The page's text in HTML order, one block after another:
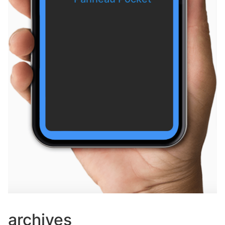
La Poste supprime la boîte aux lettres rue du Chemin Tournant
Vaugrigneuse — il y a 9 jours
Arrêté Préfectoral
Saint-Maurice-Montcouronne — il y a 10 jours
Vigilance feux
Les Molières — il y a 10 jours
Vigilance feux
ARRETE RESTRICTIONS TEMPORAIRES PROTECTION BOIS ET FORETS
Boullay-les-Troux — il y a 10 jours
Restrictions temporaires en forêt pour prévenir les risques d’incendie
Courson-Monteloup — il y a 10 jours
archives